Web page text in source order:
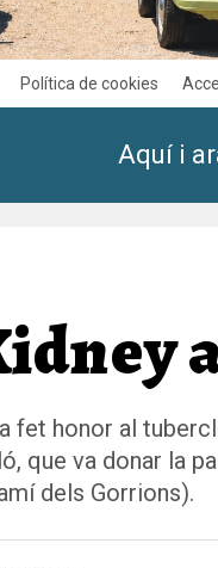
Política de cookies
Aquí i
fet honor al
que va donar la
dels Gorrions).